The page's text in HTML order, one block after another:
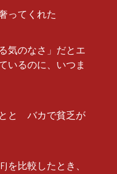
ってくれた
気のなさ」だとエ
いるのに、いつま
と バカで貧乏が
を比較したとき、